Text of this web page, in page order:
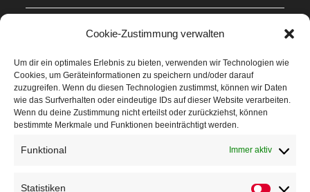
Cookie-Zustimmung verwalten
Um dir ein optimales Erlebnis zu bieten, verwenden wir Technologien wie
Cookies, um Geräteinformationen zu speichern und/oder darauf
zuzugreifen. Wenn du diesen Technologien zustimmst, können wir Daten
wie das Surfverhalten oder eindeutige IDs auf dieser Website verarbeiten.
Wenn du deine Zustimmung nicht erteilst oder zurückziehst, können
bestimmte Merkmale und Funktionen beeinträchtigt werden.
Funktional Immer aktiv
Statistiken
Veranstaltungen
Höffner Run